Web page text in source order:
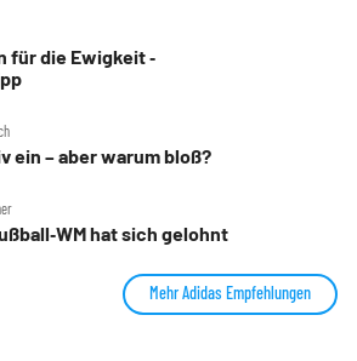
für die Ewigkeit ‑
ein – aber warum bloß?
hat sich gelohnt
Mehr Adidas Empfehlungen